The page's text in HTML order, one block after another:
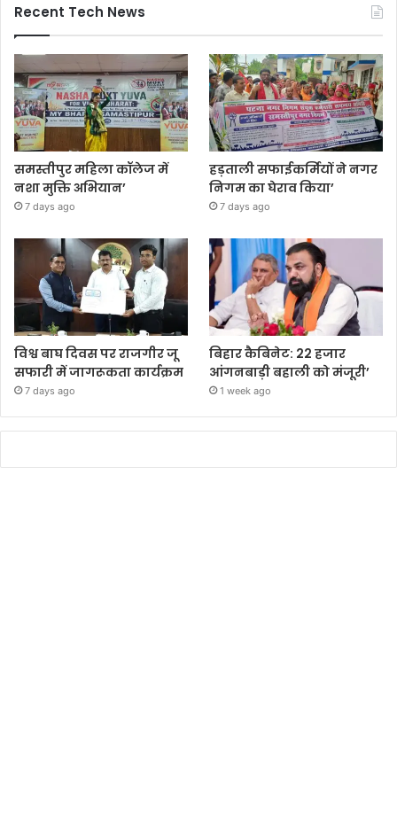
Recent Tech News
समस्तीपुर महिला कॉलेज में
नशा मुक्ति अभियान’
7 days ago
हड़ताली सफाईकर्मियों ने नगर
निगम का घेराव किया’
7 days ago
विश्व बाघ दिवस पर राजगीर जू
सफारी में जागरूकता कार्यक्रम
7 days ago
बिहार कैबिनेट: 22 हजार
आंगनबाड़ी बहाली को मंजूरी’
1 week ago